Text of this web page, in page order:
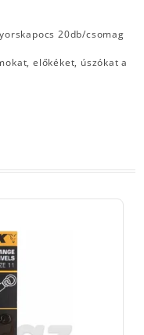
20db/csomag
előkéket, úszókat a